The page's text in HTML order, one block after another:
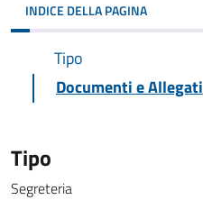
INDICE DELLA PAGINA
Tipo
Documenti e Allegati
Tipo
Segreteria